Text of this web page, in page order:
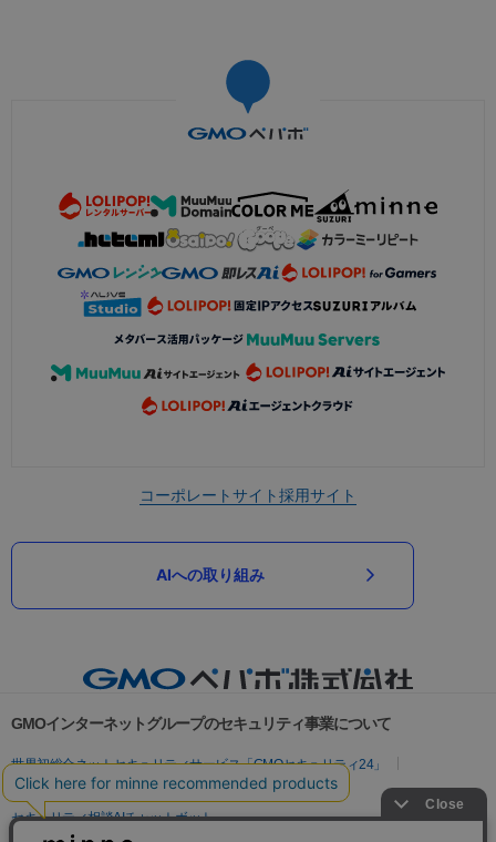
コーポレートサイト採用サイト
AIへの取り組み
GMOインターネットグループのセキュリティ事業について
世界初総合ネットセキュリティサービス「GMOセキュリティ24」
パスワード漏洩診断
Webサイトリスク診断
セキュリティ相談AIチャットボット